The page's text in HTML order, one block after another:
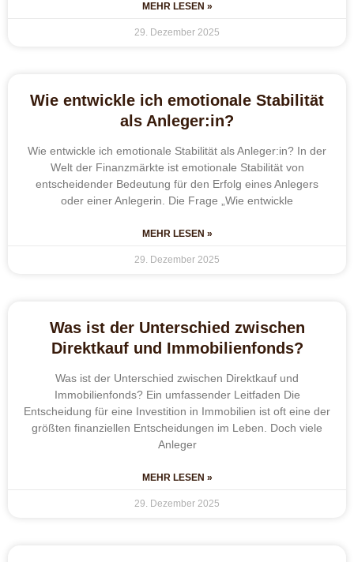
MEHR LESEN »
29. Dezember 2025
Wie entwickle ich emotionale Stabilität
als Anleger:in?
Wie entwickle ich emotionale Stabilität als Anleger:in? In der
Welt der Finanzmärkte ist emotionale Stabilität von
entscheidender Bedeutung für den Erfolg eines Anlegers
oder einer Anlegerin. Die Frage „Wie entwickle
MEHR LESEN »
29. Dezember 2025
Was ist der Unterschied zwischen
Direktkauf und Immobilienfonds?
Was ist der Unterschied zwischen Direktkauf und
Immobilienfonds? Ein umfassender Leitfaden Die
Entscheidung für eine Investition in Immobilien ist oft eine der
größten finanziellen Entscheidungen im Leben. Doch viele
Anleger
MEHR LESEN »
29. Dezember 2025